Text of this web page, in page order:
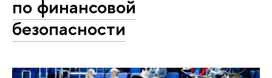
по финансовой
безопасности